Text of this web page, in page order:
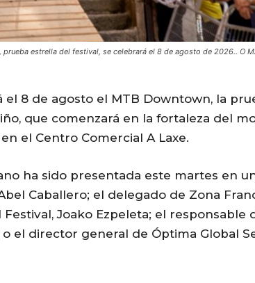
estrella del festival, se celebrará el 8 de agosto de 2026.. O
el 8 de agosto el MTB Downtown, la
que comenzará en la fortaleza del
el Centro Comercial A Laxe.
ha sido presentada este martes en
Caballero; el delegado de Zona
Joako Ezpeleta; el responsable
el director general de Óptima Global